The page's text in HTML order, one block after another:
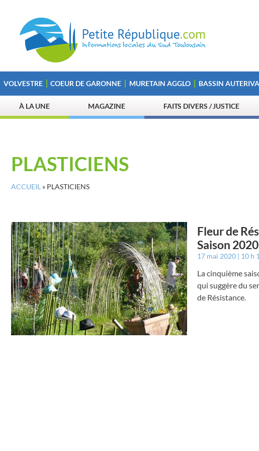
VOLVESTRE COEUR DE GARONNE MURETAIN AGGLO BASSIN
À LA UNE MAGAZINE FAITS DIVERS / JUSTICE
PLASTICIENS
ACCUEIL » PLASTICIENS
Fleur de
Saison 2020
17 mai 2020 10 h
La cinquième
qui suggère du
de Résistance.